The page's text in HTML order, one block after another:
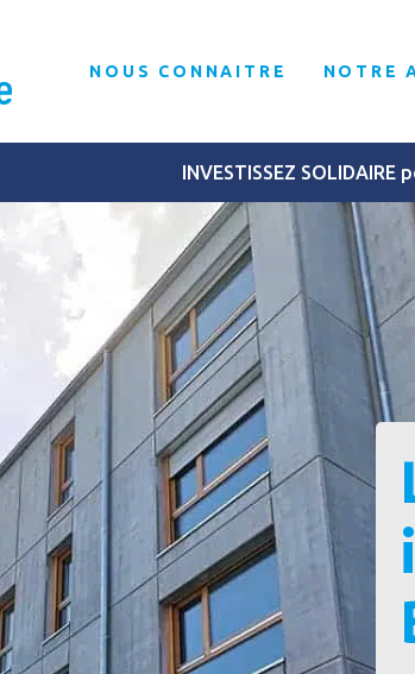
NOUS CONNAITRE NOTRE
INVESTISSEZ